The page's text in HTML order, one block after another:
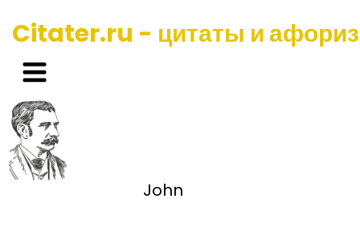
Citater.ru - цитаты и
John